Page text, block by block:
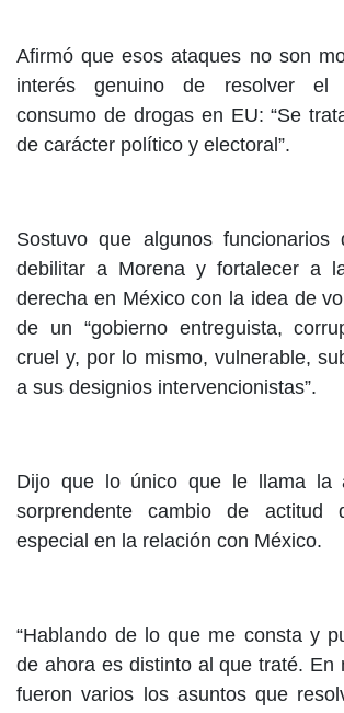
Afirmó que esos ataques no son
interés genuino de resolver el
consumo de drogas en EU: “Se
de carácter político y electoral”.
Sostuvo que algunos funcionarios
debilitar a Morena y fortalecer a
derecha en México con la idea de
de un “gobierno entreguista,
cruel y, por lo mismo, vulnerable,
a sus designios intervencionistas”.
Dijo que lo único que le llama la
sorprendente cambio de actitud
especial en la relación con México.
“Hablando de lo que me consta y
de ahora es distinto al que traté. En
fueron varios los asuntos que